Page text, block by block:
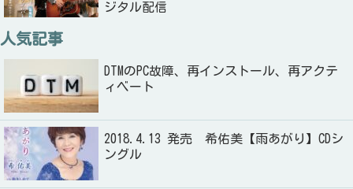
ジタル配信
人気記事
DTMのPC故障、再インストール、再アクテ
ィベート
2018.4.13 発売 希佑美【雨あがり】CDシ
ングル